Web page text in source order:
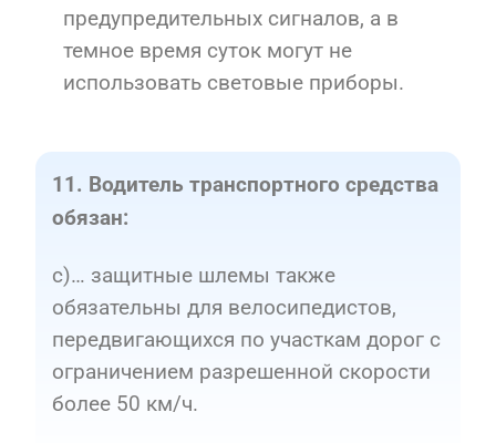
предупредительных сигналов, а в
темное время суток могут не
использовать световые приборы.
11. Водитель транспортного средства
обязан:
c)… защитные шлемы также
обязательны для велосипедистов,
передвигающихся по участкам дорог с
ограничением разрешенной скорости
более 50 км/ч.